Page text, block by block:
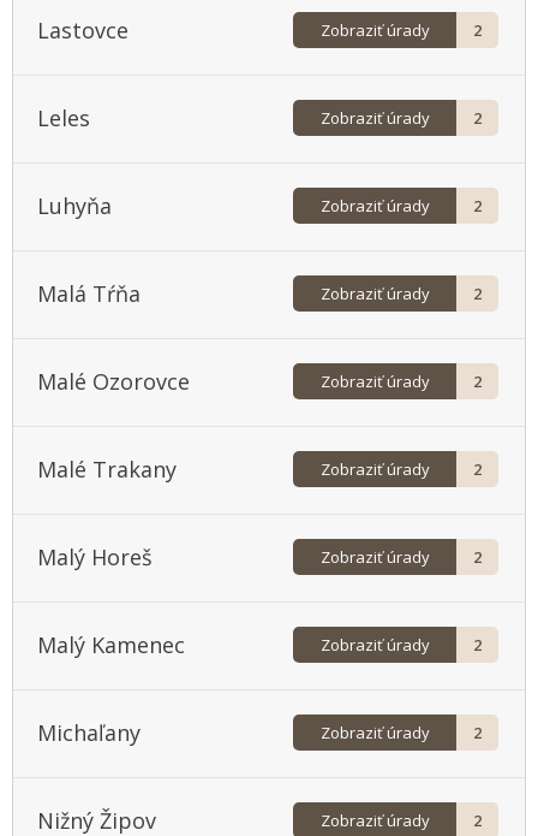
Lastovce Zobraziť úrady 2
Leles Zobraziť úrady 2
Luhyňa Zobraziť úrady 2
Malá Tŕňa Zobraziť úrady 2
Malé Ozorovce Zobraziť úrady 2
Malé Trakany Zobraziť úrady 2
Malý Horeš Zobraziť úrady 2
Malý Kamenec Zobraziť úrady 2
Michaľany Zobraziť úrady 2
Nižný Žipov Zobraziť úrady 2